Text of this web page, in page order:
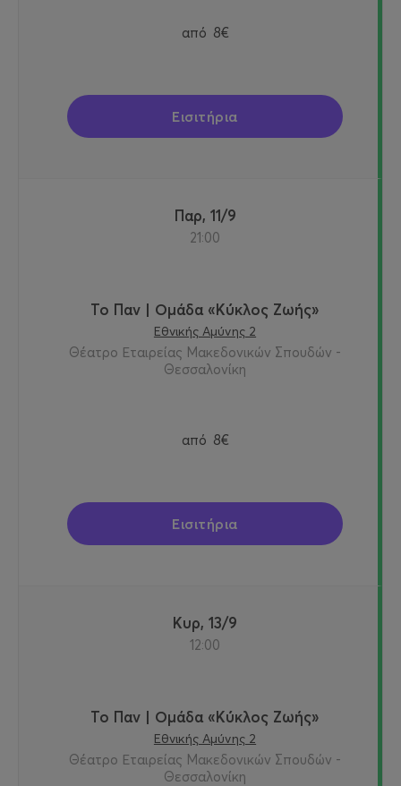
από 8€
Εισιτήρια
Παρ, 11/9
21:00
Το Παν | Ομάδα «Κύκλος Ζωής»
Εθνικής Αμύνης 2
Θέατρο Εταιρείας Μακεδονικών Σπουδών -
Θεσσαλονίκη
από 8€
Εισιτήρια
Κυρ, 13/9
12:00
Το Παν | Ομάδα «Κύκλος Ζωής»
Εθνικής Αμύνης 2
Θέατρο Εταιρείας Μακεδονικών Σπουδών -
Θεσσαλονίκη